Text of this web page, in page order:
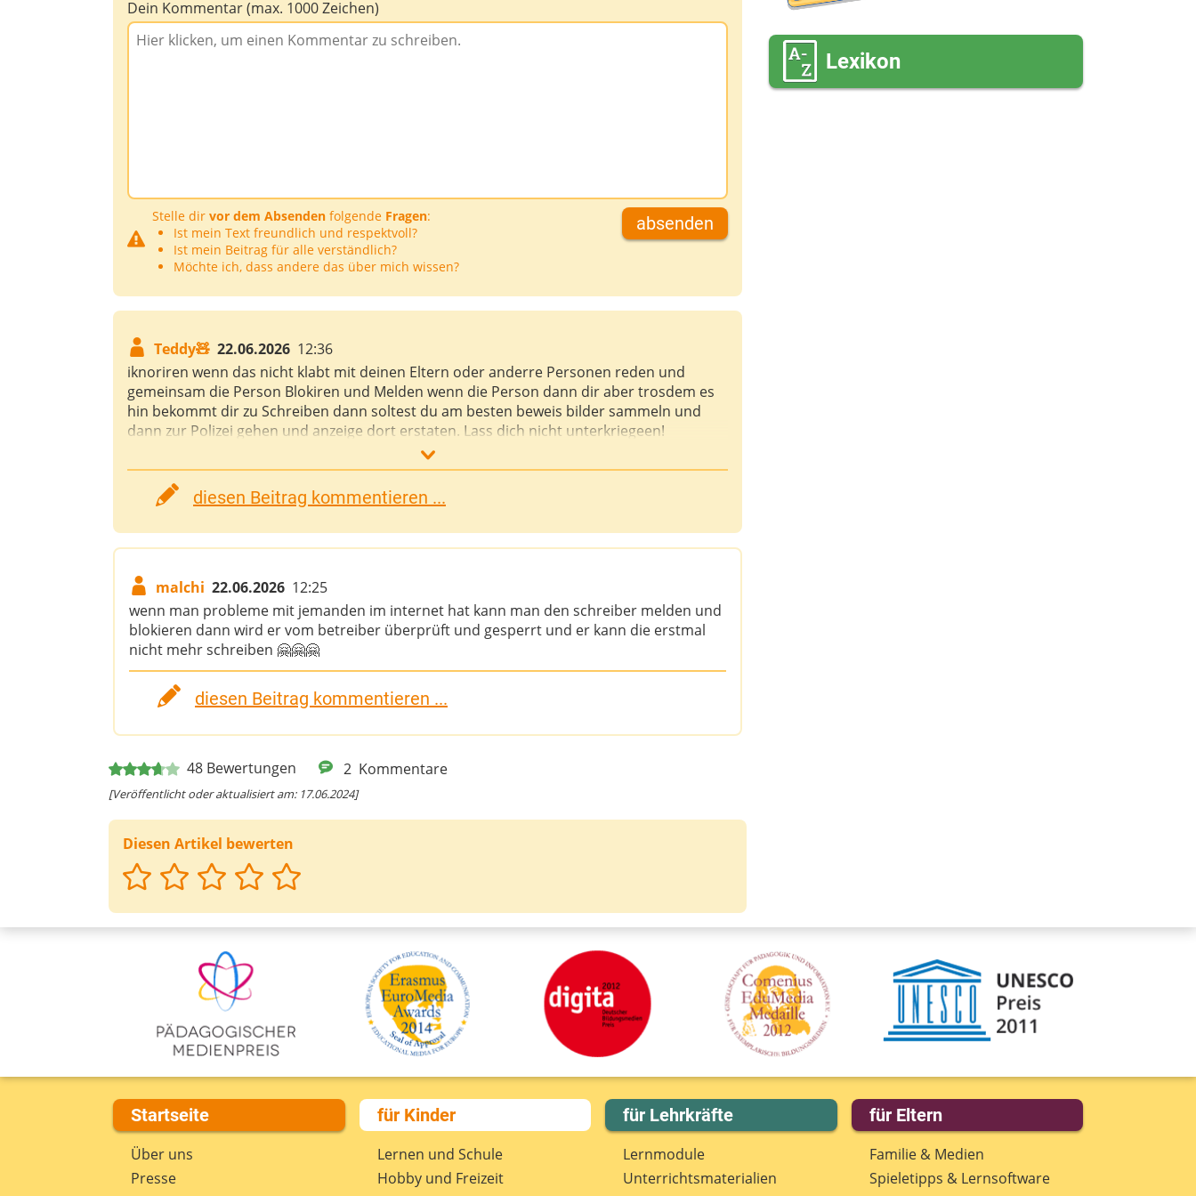
Dein Kommentar (max. 1000 Zeichen)
Stelle dir vor dem Absenden folgende Fragen:
Ist mein Text freundlich und respektvoll?
Ist mein Beitrag für alle verständlich?
Möchte ich, dass andere das über mich wissen?
absenden
Teddy🧸 22.06.2026 12:36
iknoriren wenn das nicht klabt mit deinen Eltern oder anderre Personen reden und
gemeinsam die Person Blokiren und Melden wenn die Person dann dir aber trosdem es
hin bekommt dir zu Schreiben dann soltest du am besten beweis bilder sammeln und
dann zur Polizei gehen und anzeige dort erstaten. Lass dich nicht unterkriegeen!
diesen Beitrag kommentieren ...
malchi 22.06.2026 12:25
wenn man probleme mit jemanden im internet hat kann man den schreiber melden und
blokieren dann wird er vom betreiber überprüft und gesperrt und er kann die erstmal
nicht mehr schreiben 🤗🤗🤗
diesen Beitrag kommentieren ...
48 Bewertungen 2 Kommentare
[Veröffentlicht oder aktualisiert am: 17.06.2024]
Diesen Artikel bewerten
Lexikon
Startseite
Über uns
Presse
für Kinder
Lernen und Schule
Hobby und Freizeit
für Lehrkräfte
Lernmodule
Unterrichts­materialien
für Eltern
Familie & Medien
Spieletipps & Lernsoftware